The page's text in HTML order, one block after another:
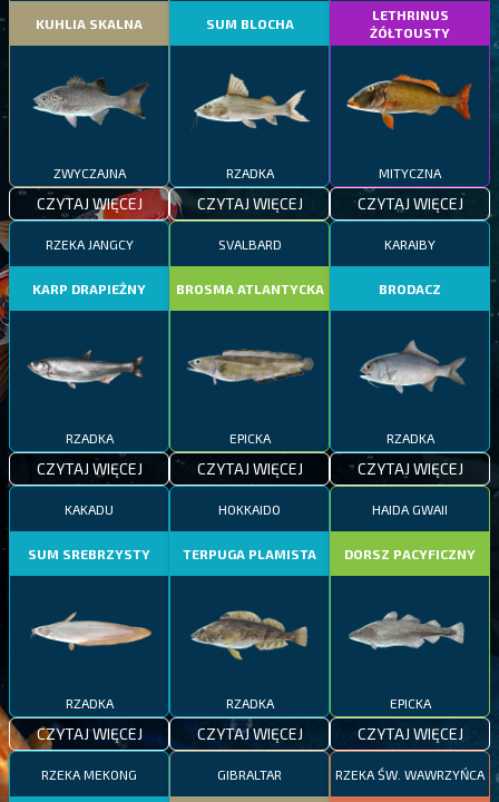
KUHLIA SKALNA
ZWYCZAJNA
CZYTAJ WIĘCEJ
SUM BLOCHA
RZADKA
CZYTAJ WIĘCEJ
LETHRINUS
ŻÓŁTOUSTY
MITYCZNA
CZYTAJ WIĘCEJ
RZEKA JANGCY
KARP DRAPIEŻNY
RZADKA
CZYTAJ WIĘCEJ
SVALBARD
BROSMA ATLANTYCKA
EPICKA
CZYTAJ WIĘCEJ
KARAIBY
BRODACZ
RZADKA
CZYTAJ WIĘCEJ
KAKADU
SUM SREBRZYSTY
RZADKA
CZYTAJ WIĘCEJ
HOKKAIDO
TERPUGA PLAMISTA
RZADKA
CZYTAJ WIĘCEJ
HAIDA GWAII
DORSZ PACYFICZNY
EPICKA
CZYTAJ WIĘCEJ
RZEKA MEKONG GIBRALTAR RZEKA ŚW. WAWRZYŃCA